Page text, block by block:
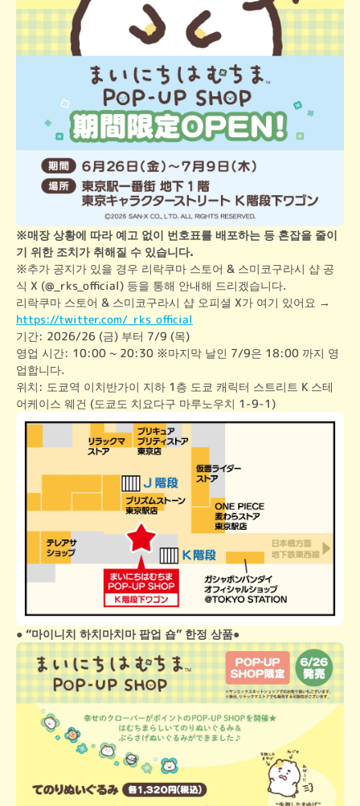
※매장 상황에 따라 예고 없이 번호표를 배포하는 등 혼잡을 줄이
기 위한 조치가 취해질 수 있습니다.
※추가 공지가 있을 경우 리락쿠마 스토어 & 스미코구라시 샵 공
식 X (@_rks_official) 등을 통해 안내해 드리겠습니다.
https://twitter.com/_rks_official
기간: 2026/26 (금) 부터 7/9 (목)
영업 시간: 10:00 ~ 20:30 ※마지막 날인 7/9은 18:00 까지 영
업합니다.
위치: 도쿄역 이치반가이 지하 1층 도쿄 캐릭터 스트리트 K 스테
어케이스 웨건 (도쿄도 치요다구 마루노우치 1-9-1)
● “마이니치 하치마치마 팝업 숍” 한정 상품●